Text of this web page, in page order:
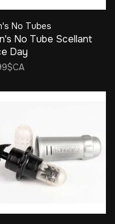
No Tubes
No Tube Scellant
Day